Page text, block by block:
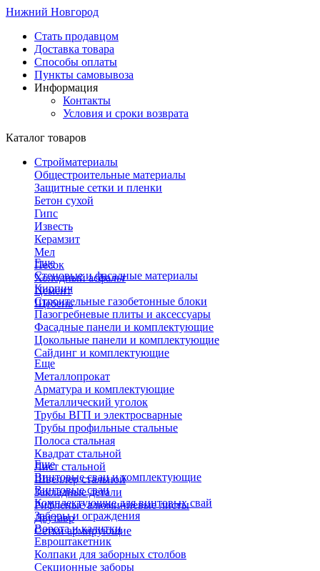
Нижний Новгород
Стать продавцом
Доставка товара
Способы оплаты
Пункты самовывоза
Информация
Контакты
Условия и сроки возврата
Каталог товаров
Стройматериалы
Общестроительные материалы
Защитные сетки и пленки
Бетон сухой
Гипс
Известь
Керамзит
Мел
Песок
Холодный асфальт
Цемент
Щебень
Еще
Стеновые и фасадные материалы
Кирпич
Строительные газобетонные блоки
Пазогребневые плиты и аксессуары
Фасадные панели и комплектующие
Цокольные панели и комплектующие
Сайдинг и комплектующие
Еще
Металлопрокат
Арматура и комплектующие
Металлический уголок
Трубы ВГП и электросварные
Трубы профильные стальные
Полоса стальная
Квадрат стальной
Лист стальной
Швеллер стальной
Закладные детали
Рифленые алюминиевые листы
Двутавр
Сетки армирующие
Еще
Винтовые сваи и комплектующие
Винтовые сваи
Комплектующие для винтовых свай
Заборы и ограждения
Ворота и калитки
Евроштакетник
Колпаки для заборных столбов
Секционные заборы